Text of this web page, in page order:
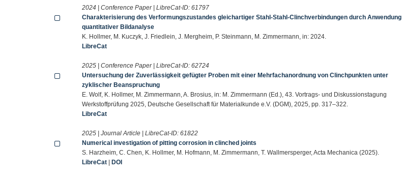
2024 | Conference Paper | LibreCat-ID:61797
Charakterisierung des Verformungszustandes gleichartiger Stahl-Stahl-Clinchverbindungen durch Anwendung
quantitativer Bildanalyse
K. Hollmer, M. Kuczyk, J. Friedlein, J. Mergheim, P. Steinmann, M. Zimmermann, in: 2024.
LibreCat
2025 | Conference Paper | LibreCat-ID:62724
Untersuchung der Zuverlässigkeit gefügter Proben mit einer Mehrfachanordnung von Clinchpunkten unter
zyklischer Beanspruchung
E. Wolf, K. Hollmer, M. Zimmermann, A. Brosius, in: M. Zimmermann (Ed.), 43. Vortrags- und Diskussionstagung
Werkstoffprüfung 2025, Deutsche Gesellschaft für Materialkunde e.V. (DGM), 2025, pp. 317–322.
LibreCat
2025 | Journal Article | LibreCat-ID:61822
Numerical investigation of pitting corrosion in clinched joints
S. Harzheim, C. Chen, K. Hollmer, M. Hofmann, M. Zimmermann, T. Wallmersperger, Acta Mechanica (2025).
LibreCat |DOI